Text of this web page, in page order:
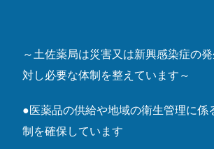
～土佐薬局は災害又は新興感染症の
対し必要な体制を整えています～
●医薬品の供給や地域の衛生管理に係
制を確保しています